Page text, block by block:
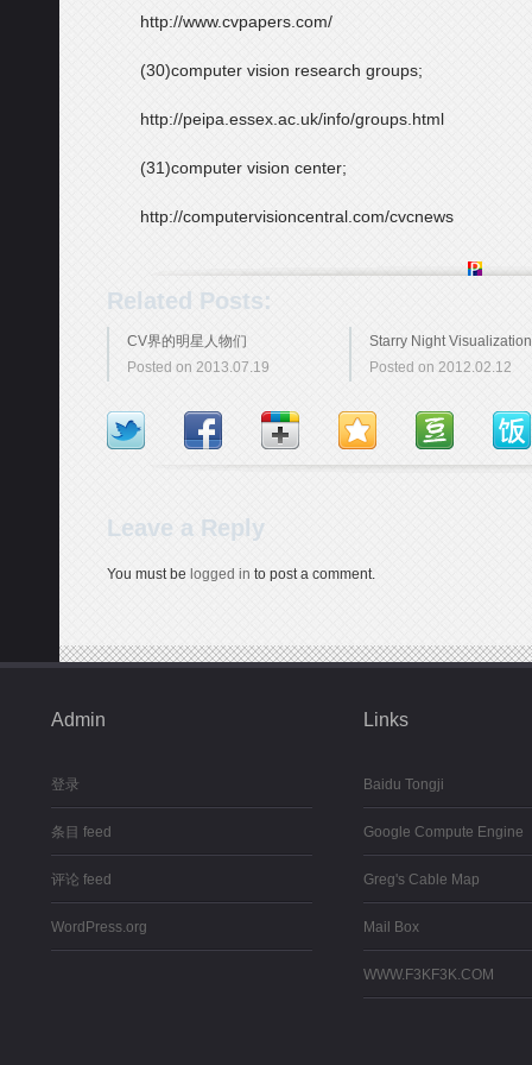
http://www.cvpapers.com/
(30)computer vision research groups;
http://peipa.essex.ac.uk/info/groups.html
(31)computer vision center;
http://computervisioncentral.com/cvcnews
Related Posts:
CV界的明星人物们
Posted on 2013.07.19
Starry Night Visualization
Posted on 2012.02.12
Leave a Reply
You must be logged in to post a comment.
Admin
登录
条目 feed
评论 feed
WordPress.org
Links
Baidu Tongji
Google Compute Engine
Greg's Cable Map
Mail Box
WWW.F3KF3K.COM